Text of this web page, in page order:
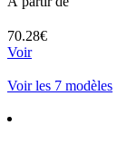
70.28€
Voir
Voir les 7 modèles